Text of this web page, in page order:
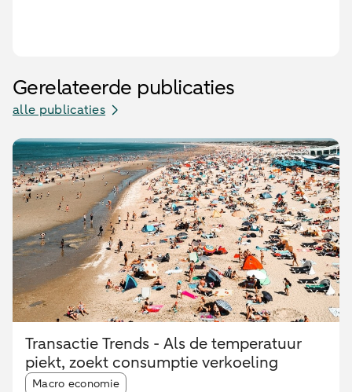
Gerelateerde publicaties
alle publicaties
Transactie Trends - Als de temperatuur
piekt, zoekt consumptie verkoeling
Article tags:
Macro economie